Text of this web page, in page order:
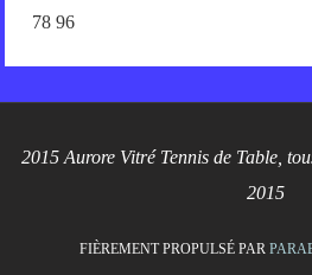
78 96
2015 Aurore Vitré Tennis de Table,
2015
FIÈREMENT PROPULSÉ PAR